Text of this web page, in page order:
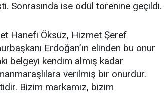
Sonrasında ise ödül törenine geçildi.
Hanefi Öksüz, Hizmet Şeref
Erdoğan’ın elinden bu onur
belgeyi kendim almış kadar
verilmiş bir onurdur.
Bizim markamız, bizim